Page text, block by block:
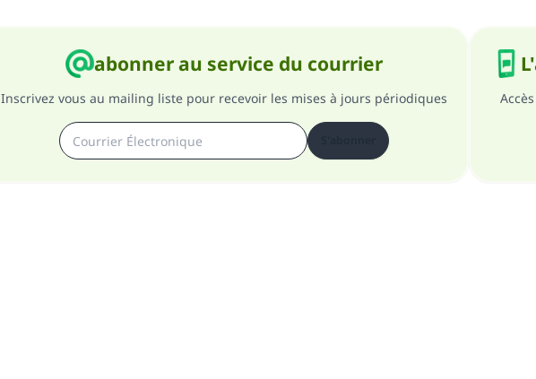
abonner au service du courrier
Inscrivez vous au mailing liste pour recevoir les mises à jours périodiques